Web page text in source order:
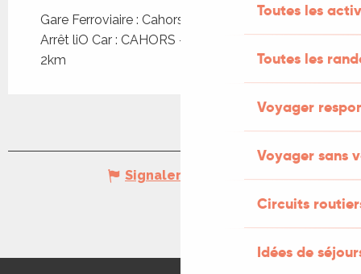
Toutes les
Toutes les
Voyager
Voyager sans
Circuits
Idées de
Gare Ferroviaire : Cahors à 4km
Arrêt liO Car : CAHORS - La Beyne- Carrefour à
2km
Signaler une erreur